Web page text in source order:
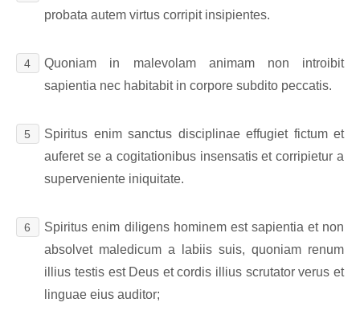
probata autem virtus corripit insipientes.
4
Quoniam in malevolam animam non introibit
sapientia nec habitabit in corpore subdito peccatis.
5
Spiritus enim sanctus disciplinae effugiet fictum et
auferet se a cogitationibus insensatis et corripietur a
superveniente iniquitate.
6
Spiritus enim diligens hominem est sapientia et non
absolvet maledicum a labiis suis, quoniam renum
illius testis est Deus et cordis illius scrutator verus et
linguae eius auditor;